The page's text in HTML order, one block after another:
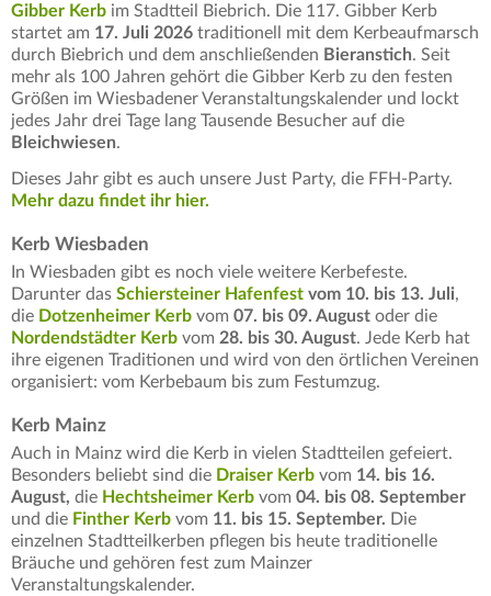
Gibber Kerb im Stadtteil Biebrich. Die 117. Gibber Kerb
startet am 17. Juli 2026 traditionell mit dem Kerbeaufmarsch
durch Biebrich und dem anschließenden Bieranstich. Seit
mehr als 100 Jahren gehört die Gibber Kerb zu den festen
Größen im Wiesbadener Veranstaltungskalender und lockt
jedes Jahr drei Tage lang Tausende Besucher auf die
Bleichwiesen.
Dieses Jahr gibt es auch unsere Just Party, die FFH-Party.
Mehr dazu findet ihr hier.
Kerb Wiesbaden
In Wiesbaden gibt es noch viele weitere Kerbefeste.
Darunter das Schiersteiner Hafenfest vom 10. bis 13. Juli,
die Dotzenheimer Kerb vom 07. bis 09. August oder die
Nordendstädter Kerb vom 28. bis 30. August. Jede Kerb hat
ihre eigenen Traditionen und wird von den örtlichen Vereinen
organisiert: vom Kerbebaum bis zum Festumzug.
Kerb Mainz
Auch in Mainz wird die Kerb in vielen Stadtteilen gefeiert.
Besonders beliebt sind die Draiser Kerb vom 14. bis 16.
August, die Hechtsheimer Kerb vom 04. bis 08. September
und die Finther Kerb vom 11. bis 15. September. Die
einzelnen Stadtteilkerben pflegen bis heute traditionelle
Bräuche und gehören fest zum Mainzer
Veranstaltungskalender.